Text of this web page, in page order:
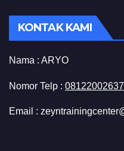
KONTAK KAMI
Nama : ARYO
Nomor Telp :
Email :